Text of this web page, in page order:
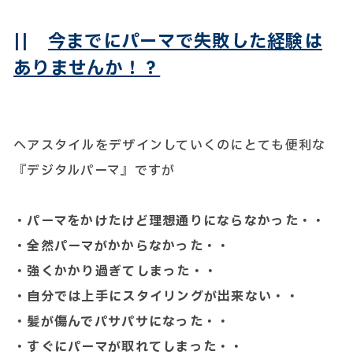
||今までにパーマで失敗した経験は
ありませんか！？
ヘアスタイルをデザインしていくのにとても便利な
『デジタルパーマ』ですが
・パーマをかけたけど理想通りにならなかった・・
・全然パーマがかからなかった・・
・強くかかり過ぎてしまった・・
・自分では上手にスタイリングが出来ない・・
・髪が傷んでパサパサになった・・
・すぐにパーマが取れてしまった・・